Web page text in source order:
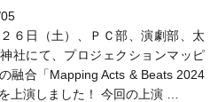
６日（土）、ＰＣ部、演劇部、太
社にて、プロジェクションマッピ
融合「Mapping Acts & Beats 2024
上演しました！ 今回の上演 …